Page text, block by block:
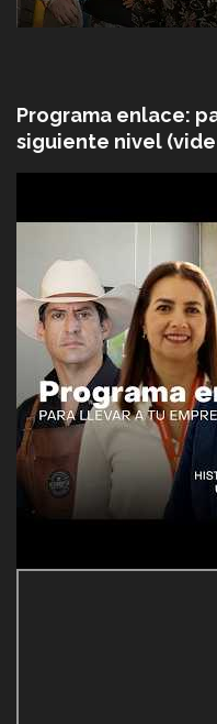
Programa enlace:
siguiente nivel